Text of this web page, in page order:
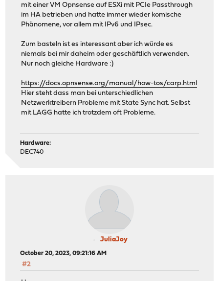
mit einer VM Opnsense auf ESXi mit PCIe Passthrough
im HA betrieben und hatte immer wieder komische
Phänomene, vor allem mit IPv6 und IPsec.
Zum basteln ist es interessant aber ich würde es
niemals bei mir daheim oder geschäftlich verwenden.
Nur noch gleiche Hardware :)
https://docs.opnsense.org/manual/how-tos/carp.html
Hier steht dass man bei unterschiedlichen
Netzwerktreibern Probleme mit State Sync hat. Selbst
mit LAGG hatte ich trotzdem oft Probleme.
Hardware:
DEC740
JuliaJoy
October 20, 2023, 09:21:16 AM
#2